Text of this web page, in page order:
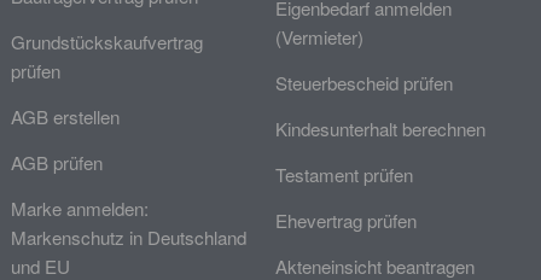
Grundstückskaufvertrag
prüfen
AGB erstellen
AGB prüfen
Marke anmelden:
Markenschutz in Deutschland
und EU
Eigenbedarf anmelden
(Vermieter)
Steuerbescheid prüfen
Kindesunterhalt berechnen
Testament prüfen
Ehevertrag prüfen
Akteneinsicht beantragen